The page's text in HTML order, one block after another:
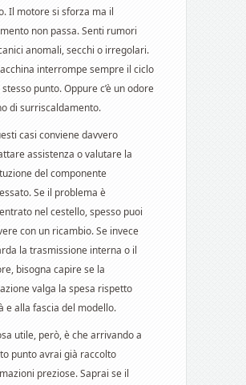
Il motore si sforza ma il
non passa. Senti rumori
anomali, secchi o irregolari.
interrompe sempre il ciclo
punto. Oppure c’è un odore
di surriscaldamento.
casi conviene davvero
assistenza o valutare la
del componente
Se il problema è
nel cestello, spesso puoi
con un ricambio. Se invece
la trasmissione interna o il
bisogna capire se la
valga la spesa rispetto
e alla fascia del modello.
utile, però, è che arrivando a
punto avrai già raccolto
preziose. Saprai se il